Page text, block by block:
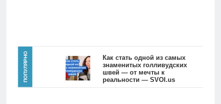
анализ
Видео
Главная
Новости
ПОПУЛЯРНО
Как стать одной из самых
знаменитых голливудских
швей — от мечты к
реальности — SVOI.us
10554